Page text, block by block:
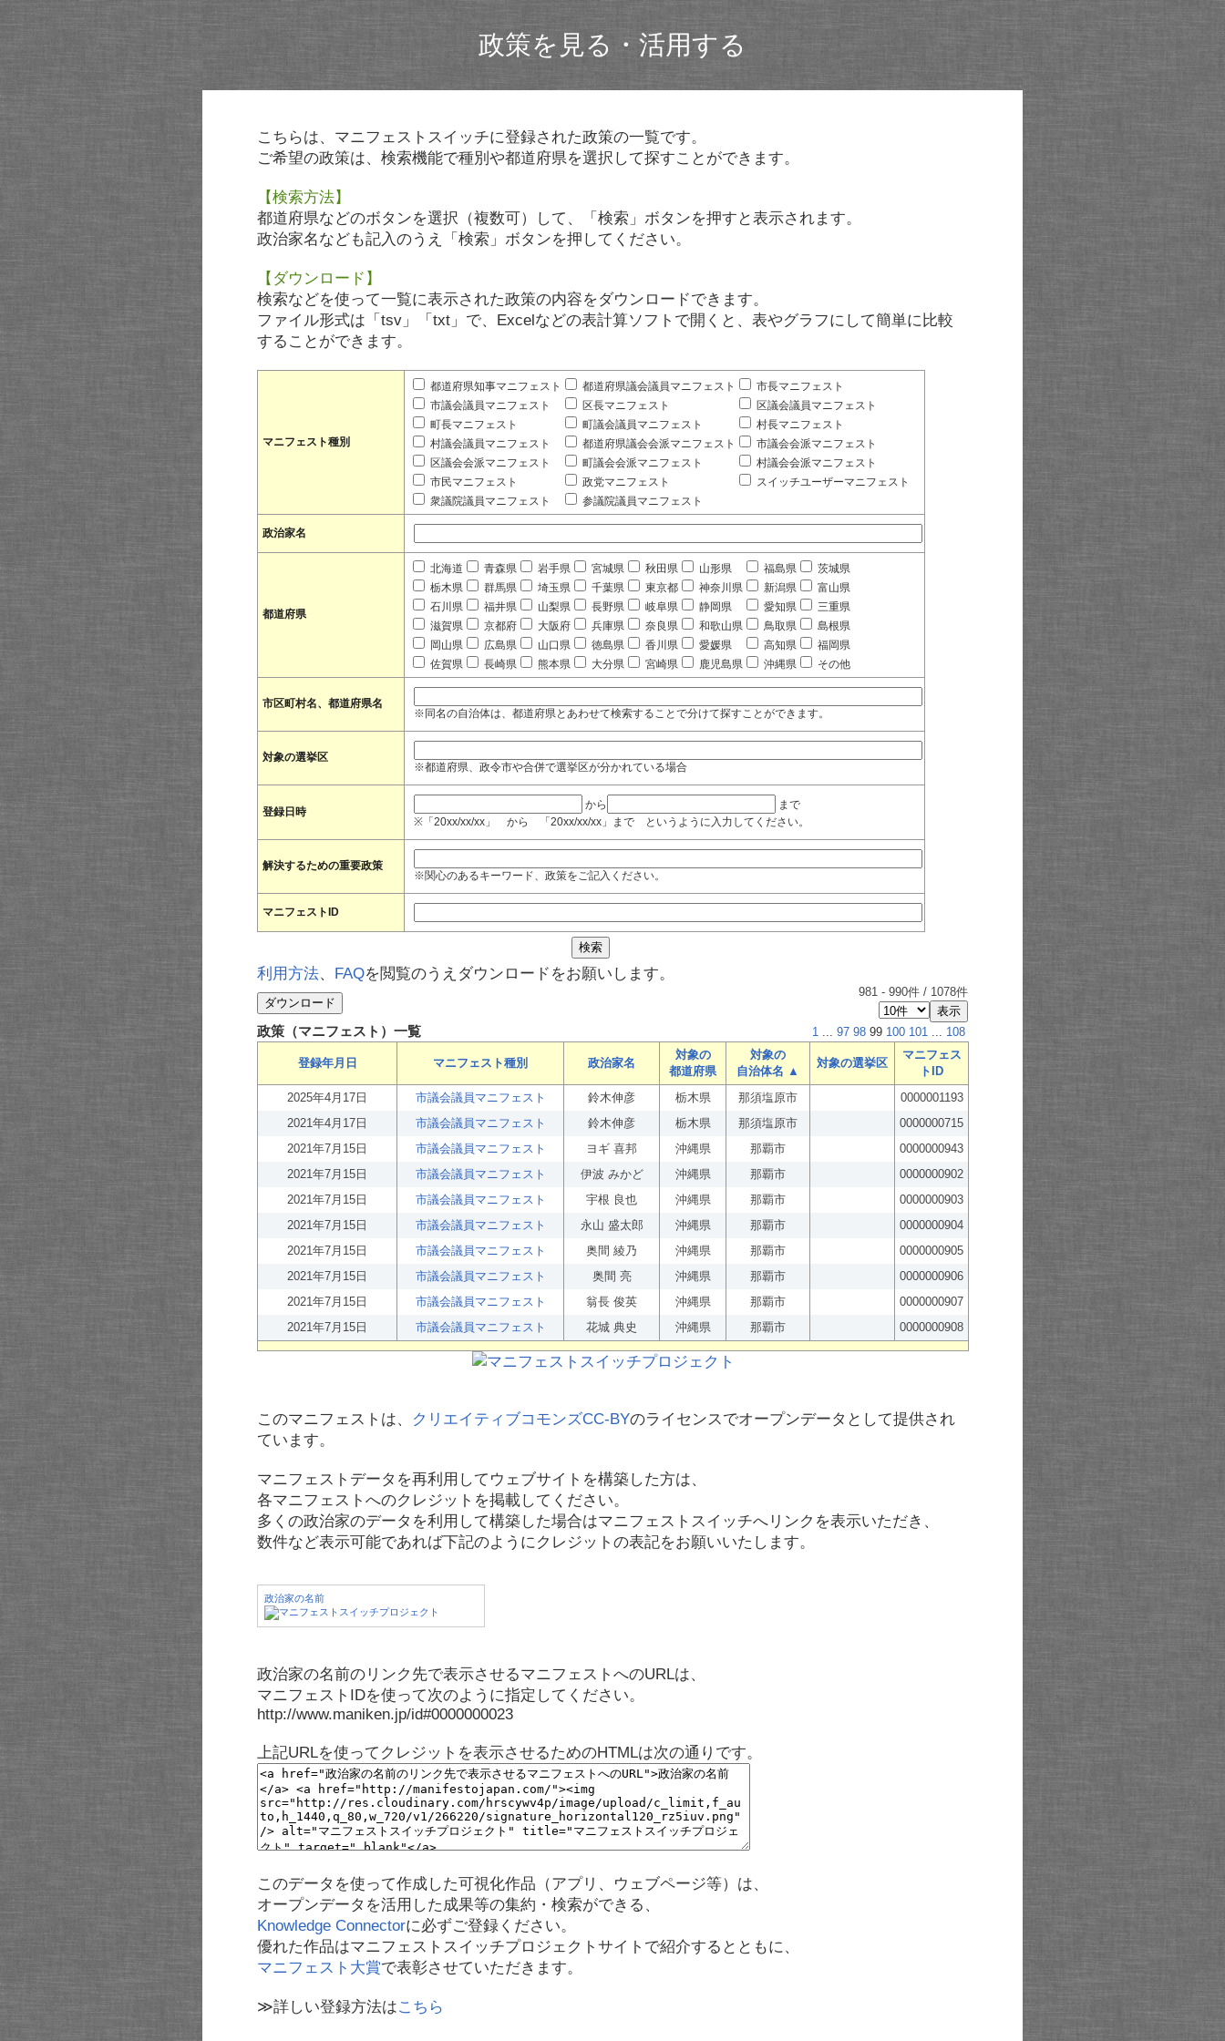
政策を見る・活用する
こちらは、マニフェストスイッチに登録された政策の一覧です。
ご希望の政策は、検索機能で種別や都道府県を選択して探すことができます。
【検索方法】
都道府県などのボタンを選択（複数可）して、「検索」ボタンを押すと表示されます。
政治家名なども記入のうえ「検索」ボタンを押してください。
【ダウンロード】
検索などを使って一覧に表示された政策の内容をダウンロードできます。
ファイル形式は「tsv」「txt」で、Excelなどの表計算ソフトで開くと、表やグラフにして簡単に比較
することができます。
マニフェスト種別
都道府県知事マニフェスト 都道府県議会議員マニフェスト
市長マニフェスト
市議会議員マニフェスト
区長マニフェスト
区議会議員マニフェスト
町長マニフェスト
町議会議員マニフェスト
村長マニフェスト
村議会議員マニフェスト
都道府県議会会派マニフェスト
市議会会派マニフェスト
区議会会派マニフェスト
町議会会派マニフェスト
村議会会派マニフェスト
市民マニフェスト
政党マニフェスト
スイッチユーザーマニフェスト
衆議院議員マニフェスト
参議院議員マニフェスト
政治家名
都道府県
北海道 青森県 岩手県 宮城県 秋田県 山形県 福島県
茨城県
栃木県
群馬県 埼玉県 千葉県 東京都 神奈川県 新潟県
富山県
石川県
福井県 山梨県 長野県 岐阜県 静岡県 愛知県
三重県
滋賀県
京都府 大阪府 兵庫県 奈良県 和歌山県 鳥取県
島根県
岡山県
広島県 山口県 徳島県 香川県 愛媛県 高知県
福岡県
佐賀県
長崎県 熊本県 大分県 宮崎県 鹿児島県 沖縄県 その他
市区町村名、都道府県名
※同名の自治体は、都道府県とあわせて検索することで分けて探すことができます。
対象の選挙区
※都道府県、政令市や合併で選挙区が分かれている場合
登録日時
から
まで
※「20xx/xx/xx」 から 「20xx/xx/xx」まで というように入力してください。
解決するための重要政策
※関心のあるキーワード、政策をご記入ください。
マニフェストID
利用方法、 FAQを閲覧のうえダウンロードをお願いします。
981 - 990件 / 1078件
政策（マニフェスト）一覧 1 ... 97 98 99 100 101 ... 108
登録年月日 マニフェスト種別 政治家名
対象の
都道府県
対象の
自治体名 ▲
対象の選挙区
マニフェス
トID
2025年4月17日
市議会議員マニフェスト 鈴木伸彦 栃木県 那須塩原市
0000001193
2021年4月17日
市議会議員マニフェスト 鈴木伸彦 栃木県 那須塩原市
0000000715
2021年7月15日
市議会議員マニフェスト ヨギ 喜邦 沖縄県 那覇市
0000000943
2021年7月15日
市議会議員マニフェスト 伊波 みかど 沖縄県 那覇市
0000000902
2021年7月15日
市議会議員マニフェスト 宇根 良也 沖縄県 那覇市
0000000903
2021年7月15日
市議会議員マニフェスト 永山 盛太郎 沖縄県 那覇市
0000000904
2021年7月15日
市議会議員マニフェスト 奥間 綾乃 沖縄県 那覇市
0000000905
2021年7月15日
市議会議員マニフェスト 奥間 亮 沖縄県 那覇市
0000000906
2021年7月15日
市議会議員マニフェスト 翁長 俊英 沖縄県 那覇市
0000000907
2021年7月15日
市議会議員マニフェスト 花城 典史 沖縄県 那覇市 0000000908
このマニフェストは、 クリエイティブコモンズCC-BYのライセンスでオープンデータとして提供され
ています。
マニフェストデータを再利用してウェブサイトを構築した方は、
各マニフェストへのクレジットを掲載してください。
多くの政治家のデータを利用して構築した場合はマニフェストスイッチへリンクを表示いただき、
数件など表示可能であれば下記のようにクレジットの表記をお願いいたします。
政治家の名前
政治家の名前のリンク先で表示させるマニフェストへのURLは、
マニフェストIDを使って次のように指定してください。
http://www.maniken.jp/id#0000000023
上記URLを使ってクレジットを表示させるためのHTMLは次の通りです。
このデータを使って作成した可視化作品（アプリ、ウェブページ等）は、
オープンデータを活用した成果等の集約・検索ができる、
Knowledge Connectorに必ずご登録ください。
優れた作品はマニフェストスイッチプロジェクトサイトで紹介するとともに、
マニフェスト大賞で表彰させていただきます。
≫詳しい登録方法はこちら